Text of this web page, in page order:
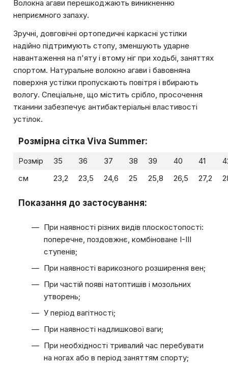
Волокна агави перешкоджають виникненню
неприємного запаху.
Зручні, довговічні ортопедичні каркасні устілки
надійно підтримують стопу, зменшують ударне
навантаження на п'яту і втому ніг при ходьбі, заняттях
спортом. Натуральне волокно агави і бавовняна
поверхня устілки пропускають повітря і вбирають
вологу. Спеціальне, що містить срібло, просочення
тканини забезпечує антибактеріальні властивості
устілок.
Розмірна сітка Viva Summer:
Розмір 35 36 37 38 39 40 41
см
23,2 23,5 24,6 25 25,8 26,5 27,2
Показання до застосування:
При наявності різних видів плоскостопості:
поперечне, поздовжнє, комбіноване I-III
ступенів;
При наявності варикозного розширення вен;
При частій появі натоптишів і мозольних
утворень;
У період вагітності;
При наявності надлишкової ваги;
При необхідності тривалий час перебувати
на ногах або в період заняттям спорту;